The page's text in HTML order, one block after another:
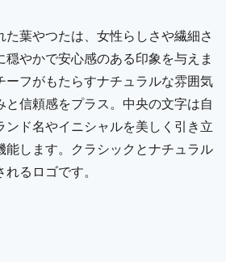
葉やつたは、女性らしさや繊細さ
穏やかで安心感のある印象を与えま
ーフがもたらすナチュラルな雰囲気
と信頼感をプラス。中央の文字は自
ンド名やイニシャルを美しく引き立
能します。クラシックとナチュラル
るロゴです。